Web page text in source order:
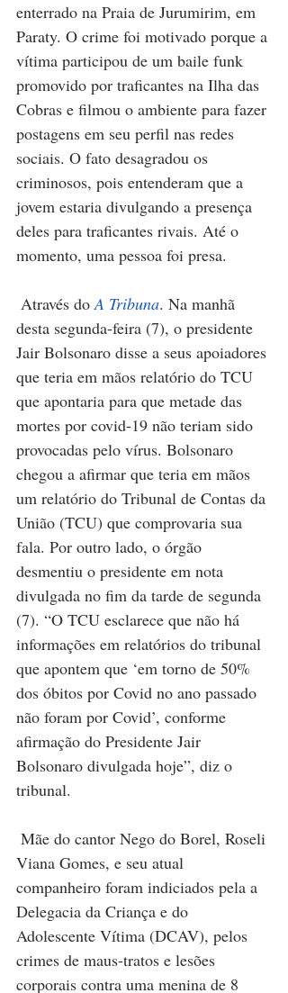
enterrado na Praia de Jurumirim, em
Paraty. O crime foi motivado porque a
vítima participou de um baile funk
promovido por traficantes na Ilha das
Cobras e filmou o ambiente para fazer
postagens em seu perfil nas redes
sociais. O fato desagradou os
criminosos, pois entenderam que a
jovem estaria divulgando a presença
deles para traficantes rivais. Até o
momento, uma pessoa foi presa.
Através do A Tribuna. Na manhã
desta segunda-feira (7), o presidente
Jair Bolsonaro disse a seus apoiadores
que teria em mãos relatório do TCU
que apontaria para que metade das
mortes por covid-19 não teriam sido
provocadas pelo vírus. Bolsonaro
chegou a afirmar que teria em mãos
um relatório do Tribunal de Contas da
União (TCU) que comprovaria sua
fala. Por outro lado, o órgão
desmentiu o presidente em nota
divulgada no fim da tarde de segunda
(7). “O TCU esclarece que não há
informações em relatórios do tribunal
que apontem que ‘em torno de 50%
dos óbitos por Covid no ano passado
não foram por Covid’, conforme
afirmação do Presidente Jair
Bolsonaro divulgada hoje”, diz o
tribunal.
Mãe do cantor Nego do Borel, Roseli
Viana Gomes, e seu atual
companheiro foram indiciados pela a
Delegacia da Criança e do
Adolescente Vítima (DCAV), pelos
crimes de maus-tratos e lesões
corporais contra uma menina de 8